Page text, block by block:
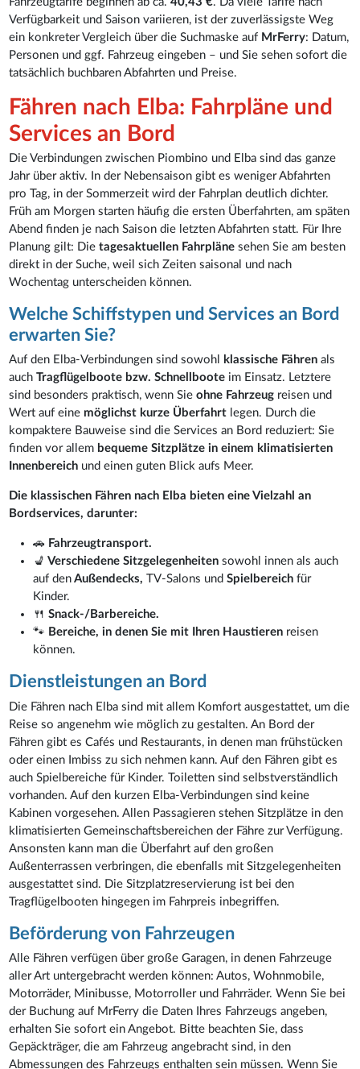
Verfügbarkeit und Saison variieren, ist der zuverlässigste Weg
ein konkreter Vergleich über die Suchmaske auf MrFerry: Datum,
Personen und ggf. Fahrzeug eingeben – und Sie sehen sofort die
tatsächlich buchbaren Abfahrten und Preise.
Fähren nach Elba: Fahrpläne und
Services an Bord
Die Verbindungen zwischen Piombino und Elba sind das ganze
Jahr über aktiv. In der Nebensaison gibt es weniger Abfahrten
pro Tag, in der Sommerzeit wird der Fahrplan deutlich dichter.
Früh am Morgen starten häufig die ersten Überfahrten, am späten
Abend finden je nach Saison die letzten Abfahrten statt. Für Ihre
Planung gilt: Dietagesaktuellen Fahrpläne sehen Sie am besten
direkt in der Suche, weil sich Zeiten saisonal und nach
Wochentag unterscheiden können.
Welche Schiffstypen und Services an Bord
erwarten Sie?
Auf den Elba-Verbindungen sind sowohl klassische Fähren als
auchTragflügelboote bzw. Schnellboote im Einsatz. Letztere
sind besonders praktisch, wenn Sieohne Fahrzeug reisen und
Wert auf eine möglichst kurze Überfahrt legen. Durch die
kompaktere Bauweise sind die Services an Bord reduziert: Sie
finden vor allem bequeme Sitzplätze in einem klimatisierten
Innenbereich und einen guten Blick aufs Meer.
Die klassischen Fähren nach Elba bieten eine Vielzahl an
Bordservices, darunter:
🚗 Fahrzeugtransport.
💺 Verschiedene Sitzgelegenheitensowohl innen als auch
auf den Außendecks,TV-Salons undSpielbereich für
Kinder.
🍴Snack-/Barbereiche.
🐾 Bereiche, in denen Sie mit Ihren Haustieren reisen
können.
Dienstleistungen an Bord
Die Fähren nach Elba sind mit allem Komfort ausgestattet, um die
Reise so angenehm wie möglich zu gestalten. An Bord der
Fähren gibt es Cafés und Restaurants, in denen man frühstücken
oder einen Imbiss zu sich nehmen kann. Auf den Fähren gibt es
auch Spielbereiche für Kinder. Toiletten sind selbstverständlich
vorhanden. Auf den kurzen Elba-Verbindungen sind keine
Kabinen vorgesehen. Allen Passagieren stehen Sitzplätze in den
klimatisierten Gemeinschaftsbereichen der Fähre zur Verfügung.
Ansonsten kann man die Überfahrt auf den großen
Außenterrassen verbringen, die ebenfalls mit Sitzgelegenheiten
ausgestattet sind. Die Sitzplatzreservierung ist bei den
Tragflügelbooten hingegen im Fahrpreis inbegriffen.
Beförderung von Fahrzeugen
Alle Fähren verfügen über große Garagen, in denen Fahrzeuge
aller Art untergebracht werden können: Autos, Wohnmobile,
Motorräder, Minibusse, Motorroller und Fahrräder. Wenn Sie bei
der Buchung auf MrFerry die Daten Ihres Fahrzeugs angeben,
erhalten Sie sofort ein Angebot. Bitte beachten Sie, dass
Gepäckträger, die am Fahrzeug angebracht sind, in den
Abmessungen des Fahrzeugs enthalten sein müssen. Wenn Sie